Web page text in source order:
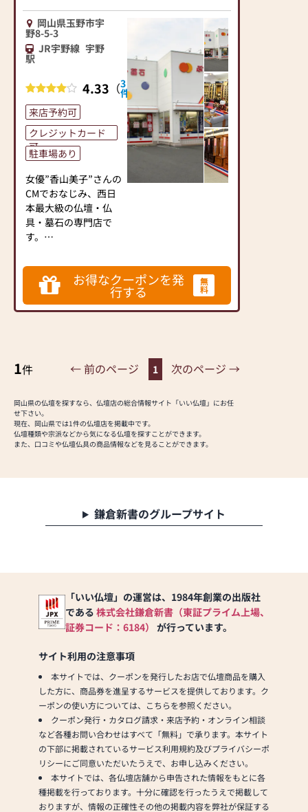
岡山県玉野市宇
野8-5-3
JR宇野線 宇野
駅
4.33 （3
件）
来店予約可
クレジットカード
可
駐車場あり
女優”香山美子”さんの
CMでおなじみ、西日
本最大級の仏壇・仏
具・墓石の専門店で
す。
◆おかげさまでご好評
をいただいておりま
す、オリジナル仏
壇”よろい”・オリジナ
す。
けます。
◆実務経験豊富な仏事
コーディネーター・お
者も在籍しておりま
◆仏壇・仏具だけでな
く、墓石についてもご
いませ。
国道30号線沿い 玉野
壇 中原三法堂” の大き
◆駐車場 約15台◆
お得なクーポンを発
行する
無
料
1件 ← 前のページ 1 次のページ →
岡山県の仏壇を探すなら、仏壇店の総合情報サイト「いい仏壇」にお任
せ下さい。
現在、岡山県では1件の仏壇店を掲載中です。
仏壇種類や宗派などから気になる仏壇を探すことができます。
また、口コミや仏壇仏具の商品情報などを見ることができます。
鎌倉新書のグループサイト
「いい仏壇」の運営は、1984年創業の出版社
である 株式会社鎌倉新書（東証プライム上場、
証券コード：6184） が行っています。
サイト利用の注意事項
本サイトでは、クーポンを発行したお店で仏壇商品を購入
した方に、商品券を進呈するサービスを提供しております。ク
ーポンの使い方については、こちらを参照ください。
クーポン発行・カタログ請求・来店予約・オンライン相談
など各種お問い合わせはすべて「無料」で承ります。本サイト
の下部に掲載されているサービス利用規約及びプライバシーポ
リシーにご同意いただいたうえで、お申し込みください。
本サイトでは、各仏壇店舗から申告された情報をもとに各
種掲載を行っております。十分に確認を行ったうえで掲載して
おりますが、情報の正確性その他の掲載内容を弊社が保証する